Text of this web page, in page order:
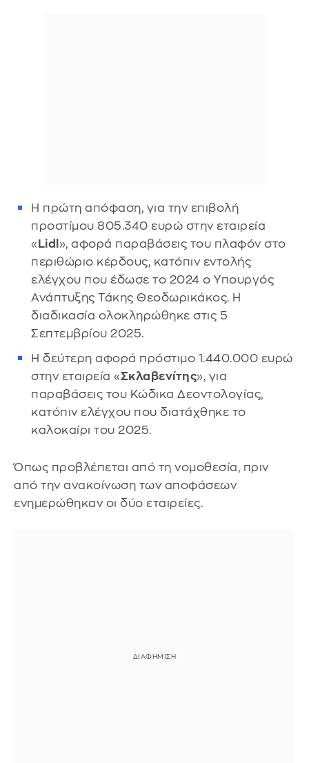
Η πρώτη απόφαση, για την επιβολή
προστίμου 805.340 ευρώ στην εταιρεία
« Lidl », αφορά παραβάσεις του πλαφόν στο
περιθώριο κέρδους, κατόπιν εντολής
ελέγχου που έδωσε το 2024 ο Υπουργός
Ανάπτυξης Τάκης Θεοδωρικάκος. Η
διαδικασία ολοκληρώθηκε στις 5
Σεπτεμβρίου 2025.
Η δεύτερη αφορά πρόστιμο 1.440.000 ευρώ
στην εταιρεία «Σκλαβενίτης», για
παραβάσεις του Κώδικα Δεοντολογίας,
κατόπιν ελέγχου που διατάχθηκε το
καλοκαίρι του 2025.
Όπως προβλέπεται από τη νομοθεσία, πριν
από την ανακοίνωση των αποφάσεων
ενημερώθηκαν οι δύο εταιρείες.